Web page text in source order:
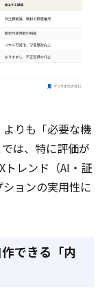
りも「必要な機
は、特に評価が
トレンド（AI・証
ョンの実用性に
できる「内